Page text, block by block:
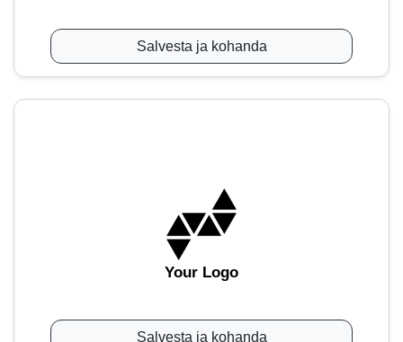
Salvesta ja kohanda
Your Logo
Salvesta ja kohanda